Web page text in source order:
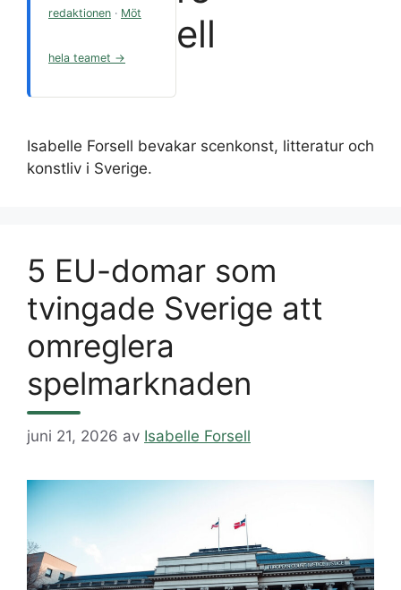
redaktionen · Möt
hela teamet →
Isabelle Forsell bevakar scenkonst, litteratur och
konstliv i Sverige.
5 EU-domar som
tvingade Sverige att
omreglera
spelmarknaden
juni 21, 2026 av Isabelle Forsell